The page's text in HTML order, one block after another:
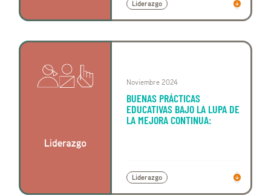
Liderazgo
Noviembre 2024
BUENAS PRÁCTICAS
EDUCATIVAS BAJO LA LUPA DE
LA MEJORA CONTINUA:
Liderazgo